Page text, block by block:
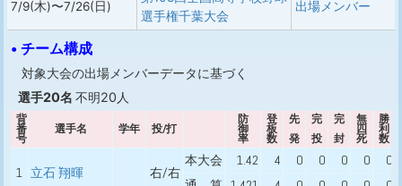
7/9(木)〜7/26(日)
選手権千葉大会
出場メンバー
• チーム構成
対象大会の出場メンバーデータに基づく
選手20名 不明20人
背
番
号
選手名 学年 投/打
防
御
率
登
板
数
先
発
完
投
完
封
無
四
死
勝
利
数
1 立石 翔暉 右/右
本大会 1.42 4 0 0 0 0
0